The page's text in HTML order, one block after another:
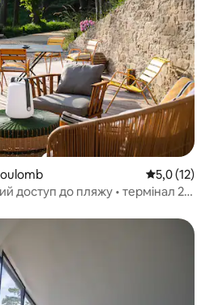
Середня
5,0 (12)
доступ до пляжу • термінал 22